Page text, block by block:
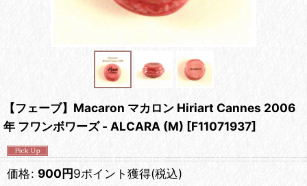
【フェーブ】Macaron マカロン Hiriart Cannes 2006
年 フワンボワーズ - ALCARA (M) [F11071937]
価格: 900円9ポイント獲得(税込)